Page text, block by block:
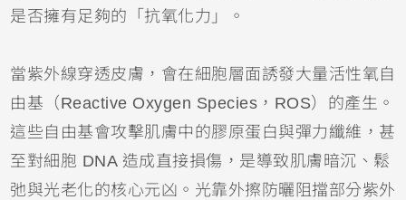
是否擁有足夠的「抗氧化力」。
當紫外線穿透皮膚，會在細胞層面誘發大量活性氧自
由基（Reactive Oxygen Species，ROS）的產生。
這些自由基會攻擊肌膚中的膠原蛋白與彈力纖維，甚
至對細胞 DNA 造成直接損傷，是導致肌膚暗沉、鬆
弛與光老化的核心元凶。光靠外擦防曬阻擋部分紫外